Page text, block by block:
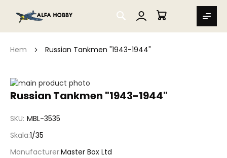
SEARCH
MIN VARUKORG
Hem Russian Tankmen "1943-1944"
Russian Tankmen "1943-1944"
SKU MBL-3535
Skala 1/35
ManufacturerMaster Box Ltd
Hoppa
till
bildgalleriet
Hoppa
av
bildgalleriet